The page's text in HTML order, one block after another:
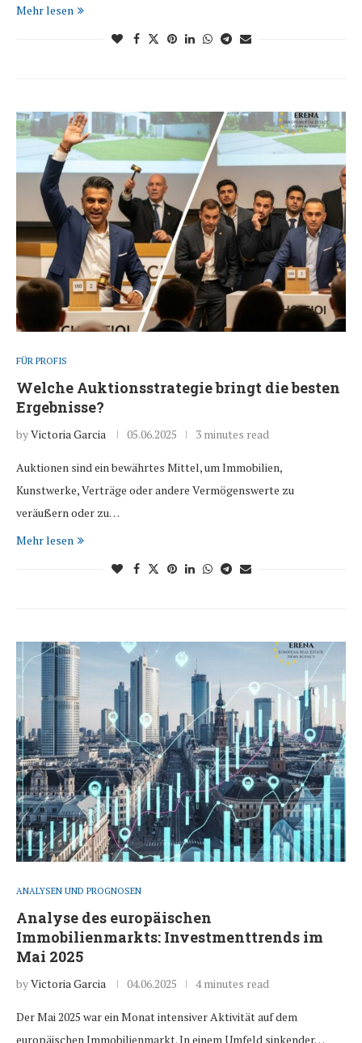
Mehr lesen
FÜR PROFIS
Welche Auktionsstrategie bringt die besten
Ergebnisse?
byVictoria Garcia 05.06.2025 3 minutes read
Auktionen sind ein bewährtes Mittel, um Immobilien,
Kunstwerke, Verträge oder andere Vermögenswerte zu
veräußern oder zu…
Mehr lesen
ANALYSEN UND PROGNOSEN
Analyse des europäischen
Immobilienmarkts: Investmenttrends im
Mai 2025
byVictoria Garcia 04.06.2025 4 minutes read
Der Mai 2025 war ein Monat intensiver Aktivität auf dem
europäischen Immobilienmarkt. In einem Umfeld sinkender…